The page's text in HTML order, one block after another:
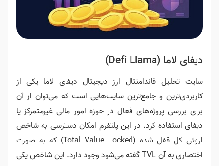
ارز دیجیتال دیفای لاما یکی از
جامع‌ترین سایت‌هایی است که می‌توان از آن
فعال در حوزه امور مالی غیرمتمرکز یا
در این پلتفرم امکان دسترسی به شاخص
ارزش کل قفل شده (Total Value Locked) که به صورت
اختصاری به آن TVL گفته می‌شود وجود دارد. این شاخص یکی